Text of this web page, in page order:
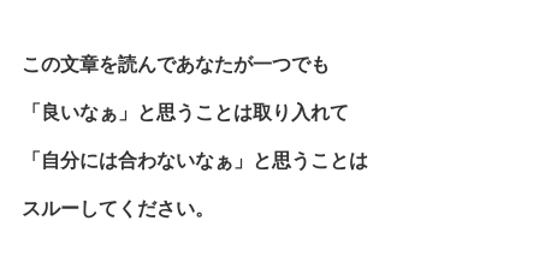
この文章を読んであなたが一つでも
「良いなぁ」と思うことは取り入れて
「自分には合わないなぁ」と思うことは
スルーしてください。